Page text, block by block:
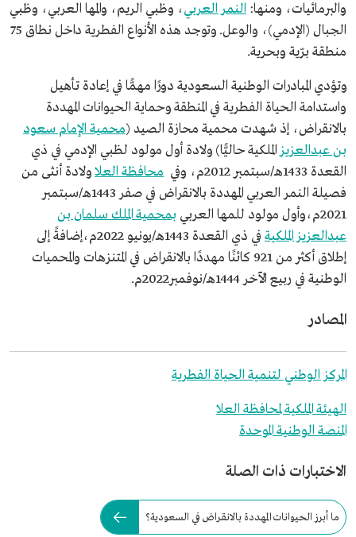
والبرمائيات، ومنها: النمر العربي، وظبي الريم، والمها العربي، وظبي
الجبال (الإدمي)، والوعل. وتوجد هذه الأنواع الفطرية داخل نطاق 75
منطقة برّية وبحرية.
وتؤدي المبادرات الوطنية السعودية دورًا مهمًّا في إعادة تأهيل
واستدامة الحياة الفطرية في المنطقة وحماية الحيوانات المهددة
بالانقراض، إذ شهدت محمية محازة الصيد (محمية الإمام سعود
بن عبدالعزيز الملكية حاليًّا) ولادة أول مولود لظبي الإدمي في ذي
القعدة 1433هـ/سبتمبر 2012م، وفي
محافظة العلاولادة أنثى من
فصيلة النمر العربي المهددة بالانقراض في صفر 1443هـ/سبتمبر
2021م،وأول مولود للمها العربي
بمحمية الملك سلمان بن
عبدالعزيز الملكية
في ذي القعدة 1443هـ/يونيو 2022م،إضافةً إلى
إطلاق أكثر من 921 كائنًا مهددًا بالانقراض في المتنزهات والمحميات
الوطنية في ربيع الآخر 1444هـ/نوفمبر2022م.
المصادر
المركز الوطني لتنمية الحياة الفطرية
الهيئة الملكية لمحافظة العلا
المنصة الوطنية الموحدة
الاختبارات ذات الصلة
ما أبرز الحيوانات المهددة بالانقراض في السعودية؟